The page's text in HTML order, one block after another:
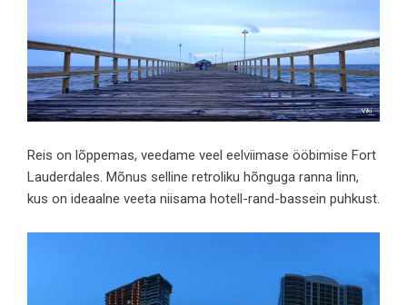
Reis on lõppemas, veedame veel eelviimase ööbimise Fort
Lauderdales. Mõnus selline retroliku hõnguga ranna linn,
kus on ideaalne veeta niisama hotell-rand-bassein puhkust.